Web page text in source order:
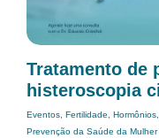
Tratamento de
histeroscopia
Eventos Fertilidade Hormônios
Prevenção da Saúde da Mulher